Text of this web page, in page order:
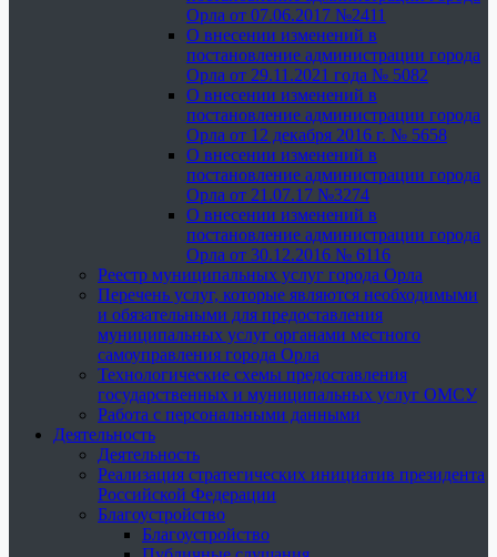
Орла от 07.06.2017 №2411
О внесении изменений в
постановление администрации города
Орла от 29.11.2021 года № 5082
О внесении изменений в
постановление администрации города
Орла от 12 декабря 2016 г. № 5658
О внесении изменений в
постановление администрации города
Орла от 21.07.17 №3274
О внесении изменений в
постановление администрации города
Орла от 30.12.2016 № 6116
Реестр муниципальных услуг города Орла
Перечень услуг, которые являются необходимыми
и обязательными для предоставления
муниципальных услуг органами местного
самоуправления города Орла
Технологические схемы предоставления
государственных и муниципальных услуг ОМСУ
Работа с персональными данными
Деятельность
Деятельность
Реализация стратегических инициатив президента
Российской Федерации
Благоустройство
Благоустройство